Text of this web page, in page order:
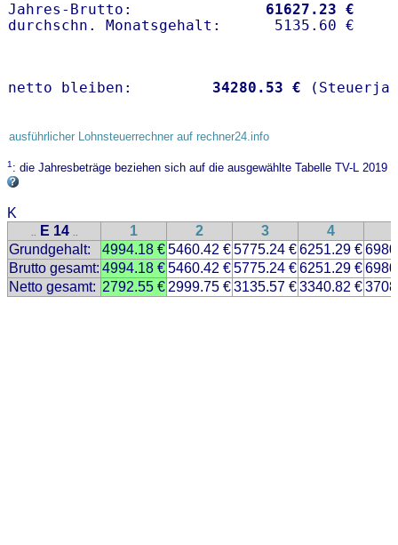
Jahres-Brutto: 61627.23 €
netto bleiben: 34280.53 €
ausführlicher Lohnsteuerrechner auf rechner24.info
1: die Jahresbeträge beziehen sich auf die ausgewählte Tabelle TV-L 2019
K
.. E 14 .. 1 2 3 4
Grundgehalt:
4994.18 €5460.42 €5775.24 €6251.29 €
Brutto gesamt: 4994.18 €5460.42 €5775.24 €6251.29 €
Netto gesamt: 2792.55 € 2999.75 €3135.57 €3340.82 €